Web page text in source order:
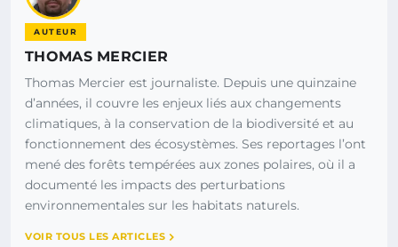
AUTEUR
THOMAS MERCIER
Thomas Mercier est journaliste. Depuis une quinzaine
d’années, il couvre les enjeux liés aux changements
climatiques, à la conservation de la biodiversité et au
fonctionnement des écosystèmes. Ses reportages l’ont
mené des forêts tempérées aux zones polaires, où il a
documenté les impacts des perturbations
environnementales sur les habitats naturels.
VOIR TOUS LES ARTICLES